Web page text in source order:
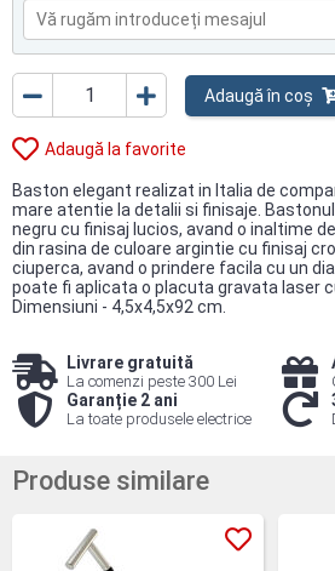
Adaugă în coș
Adaugă la favorite
Baston elegant realizat in Italia de
mare atentie la detalii si finisaje.
negru cu finisaj lucios, avand o inaltime
din rasina de culoare argintie cu finisaj
ciuperca, avand o prindere facila cu un
poate fi aplicata o placuta gravata laser
Dimensiuni - 4,5x4,5x92 cm.
Livrare gratuită
La comenzi peste 300 Lei
Garanție 2 ani
La toate produsele electrice
Produse similare